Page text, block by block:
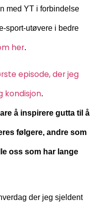
med YT i forbindelse
sport-utøvere i bedre
her.
episode, der jeg
kondisjon.
å inspirere gutta til å
følgere, andre som
oss som har lange
der jeg sjeldent